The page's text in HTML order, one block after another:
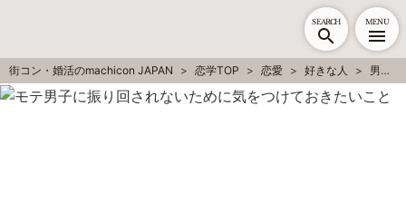
SEARCH MENU
街コン・婚活のmachicon JAPAN 恋学TOP 恋愛 好きな人 男性心理